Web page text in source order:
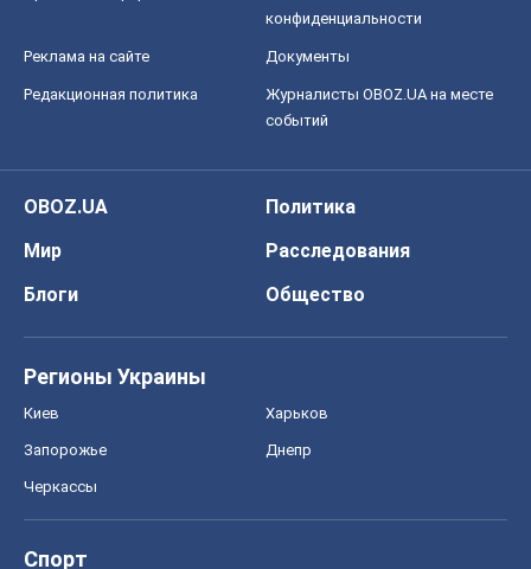
конфиденциальности
Реклама на сайте Документы
Редакционная политика
Журналисты OBOZ.UA на месте
событий
OBOZ.UA
Политика
Мир
Расследования
Блоги
Общество
Регионы Украины
Киев Харьков
Запорожье Днепр
Черкассы
Спорт